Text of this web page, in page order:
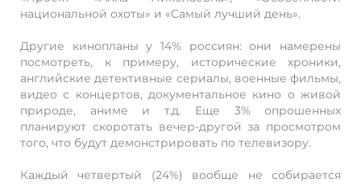
национальной охоты» и «Самый лучший день».
Другие кинопланы у 14% россиян: они намерены
посмотреть, к примеру, исторические хроники,
английские детективные сериалы, военные фильмы,
видео с концертов, документальное кино о живой
природе, аниме и т.д. Еще 3% опрошенных
планируют скоротать вечер-другой за просмотром
того, что будут демонстрировать по телевизору.
Каждый четвертый (24%) вообще не собирается